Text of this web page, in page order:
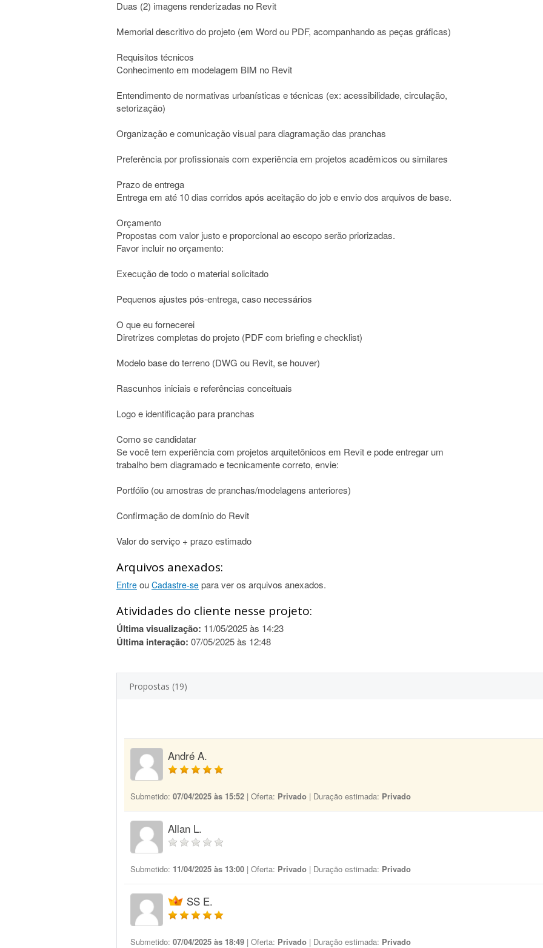
Duas (2) imagens renderizadas no Revit
Memorial descritivo do projeto (em Word ou PDF, acompanhando as peças gráficas)
Requisitos técnicos
Conhecimento em modelagem BIM no Revit
Entendimento de normativas urbanísticas e técnicas (ex: acessibilidade, circulação,
setorização)
Organização e comunicação visual para diagramação das pranchas
Preferência por profissionais com experiência em projetos acadêmicos ou similares
Prazo de entrega
Entrega em até 10 dias corridos após aceitação do job e envio dos arquivos de base.
Orçamento
Propostas com valor justo e proporcional ao escopo serão priorizadas.
Favor incluir no orçamento:
Execução de todo o material solicitado
Pequenos ajustes pós-entrega, caso necessários
O que eu fornecerei
Diretrizes completas do projeto (PDF com briefing e checklist)
Modelo base do terreno (DWG ou Revit, se houver)
Rascunhos iniciais e referências conceituais
Logo e identificação para pranchas
Como se candidatar
Se você tem experiência com projetos arquitetônicos em Revit e pode entregar um
trabalho bem diagramado e tecnicamente correto, envie:
Portfólio (ou amostras de pranchas/modelagens anteriores)
Confirmação de domínio do Revit
Valor do serviço + prazo estimado
Arquivos anexados:
Entre ou Cadastre-se para ver os arquivos anexados.
Atividades do cliente nesse projeto:
Última visualização: 11/05/2025 às 14:23
Última interação: 07/05/2025 às 12:48
Propostas (19)
André A.
Submetido: 07/04/2025 às 15:52 | Oferta: Privado | Duração estimada: Privado
Allan L.
Submetido: 11/04/2025 às 13:00 | Oferta: Privado | Duração estimada: Privado
SS E.
Submetido: 07/04/2025 às 18:49 | Oferta: Privado | Duração estimada: Privado